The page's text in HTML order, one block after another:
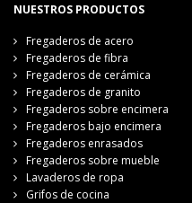
NUESTROS PRODUCTOS
Fregaderos de acero
Fregaderos de fibra
Fregaderos de cerámica
Fregaderos de granito
Fregaderos sobre encimera
Fregaderos bajo encimera
Fregaderos enrasados
Fregaderos sobre mueble
Lavaderos de ropa
Grifos de cocina